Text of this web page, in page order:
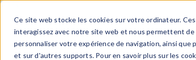
Ce site web stocke les cookies sur votre ordinateur.
interagissez avec notre site web et nous permettent
personnaliser votre expérience de navigation, ainsi
et sur d'autres supports. Pour en savoir plus sur les
Aller
principal
Inspection des chaudières Surveillance